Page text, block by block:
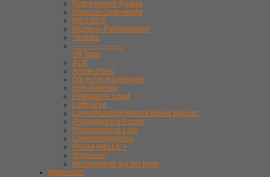
Rettet-unsere-Radios
Voxhaus-Gedenktafel
WEB-SDR
Wumpus-Publikationen
Youtube
---------------------
Off Topic
ACR
Amateurfunk
Die echte Havelquelle
Foto-Galerien
Fotogalerie privat
Luftbrücke
Lomo/Pearl/Somikron Kamera Bausatz
Photographica-Forum
Photographica-Liste
Cinematographica
RAUM-WELLE >
Schleusen
Wochenende auf der Insel
Impressum